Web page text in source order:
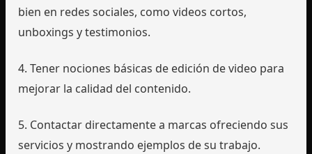
bien en redes sociales, como videos cortos,
unboxings y testimonios.
4. Tener nociones básicas de edición de video para
mejorar la calidad del contenido.
5. Contactar directamente a marcas ofreciendo sus
servicios y mostrando ejemplos de su trabajo.